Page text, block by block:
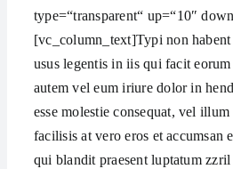
type=“transparent“ up=“10″
[vc_column_text]Typi non
usus legentis in iis qui facit
autem vel eum iriure dolor in
esse molestie consequat, vel
facilisis at vero eros et accumsan
qui blandit praesent luptatum